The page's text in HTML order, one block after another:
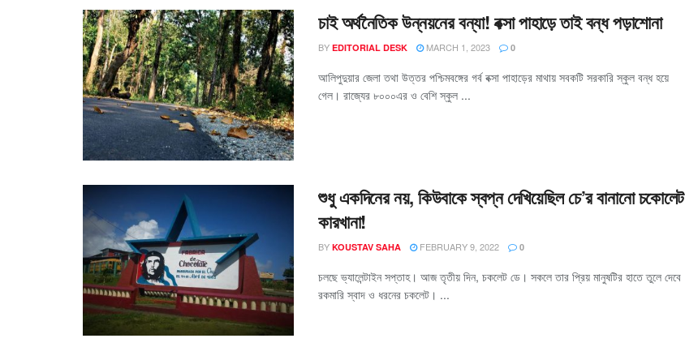
চাই অর্থনৈতিক উন্নয়নের বন্যা! বক্সা পাহাড়ে তাই বন্ধ পড়াশোনা
BY EDITORIAL DESK MARCH 1, 2023 0
আলিপুদুয়ার জেলা তথা উত্তর পশ্চিমবঙ্গের গর্ব বক্সা পাহাড়ের মাথায় সবকটি সরকারি স্কুল বন্ধ হয়ে
গেল। রাজ্যের ৮০০০এর ও বেশি স্কুল ...
শুধু একদিনের নয়, কিউবাকে স্বপ্ন দেখিয়েছিল চে’র বানানো চকোলেট
কারখানা!
BY KOUSTAV SAHA FEBRUARY 9, 2022 0
চলছে ভ্যালেন্টাইন সপ্তাহ। আজ তৃতীয় দিন, চকলেট ডে। সকলে তার প্রিয় মানুষটির হাতে তুলে দেবে
রকমারি স্বাদ ও ধরনের চকলেট। ...